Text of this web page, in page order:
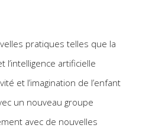
pratiques telles que la
l’intelligence artificielle
et l’imagination de l’enfant
un nouveau groupe
avec de nouvelles